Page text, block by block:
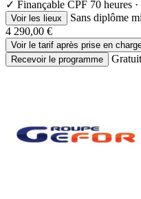
✓ Finançable CPF 70 heures
Voir les lieux
Sans diplôme
4 290,00 €
Voir le tarif après prise en
Recevoir le programme